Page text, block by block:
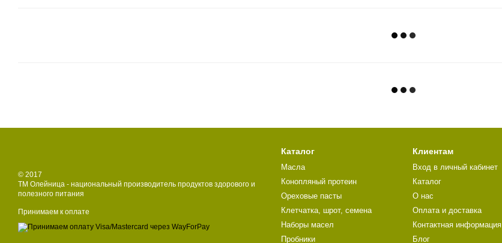
© 2017
ТМ Олейница - национальный производитель продуктов здорового и
полезного питания
Принимаем к оплате
Каталог
Масла
Конопляный протеин
Ореховые пасты
Клетчатка, шрот, семена
Наборы масел
Пробники
Клиентам
Вход в личный кабинет
Каталог
О нас
Оплата и доставка
Контактная информация
Блог